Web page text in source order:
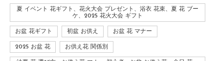
夏 イベント 花ギフト、花火大会 プレゼント、浴衣 花束、夏 花 ブー
ケ、2025 花火大会 ギフト
お盆 花ギフト 初盆 お供え お盆 花 マナー
2025 お盆 花 お供え花 関係別